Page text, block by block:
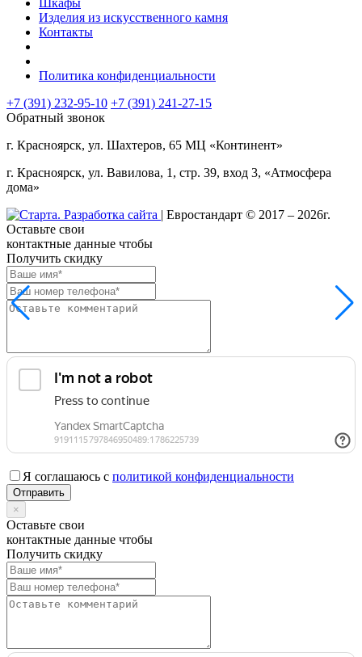
Шкафы
Изделия из искусственного камня
Контакты
Политика конфиденциальности
+7 (391) 232-95-10 +7 (391) 241-27-15
Обратный звонок
г. Красноярск, ул. Шахтеров, 65 МЦ «Континент»
г. Красноярск, ул. Вавилова, 1, стр. 39, вход 3, «Атмосфера
дома»
| Евростандарт © 2017 – 2026г.
Оставьте свои
контактные данные чтобы
Получить скидку
Я соглашаюсь с политикой конфиденциальности
×
Оставьте свои
контактные данные чтобы
Получить скидку